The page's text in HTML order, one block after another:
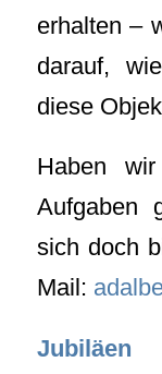
erhalten –
darauf,
diese
Haben
Aufgaben
sich doch
Mail: